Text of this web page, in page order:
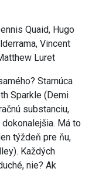
Quaid, Hugo
Vincent
Luret
Starnúca
Sparkle (Demi
substanciu,
Má to
týždeň pre ňu,
Každých
nie? Ak